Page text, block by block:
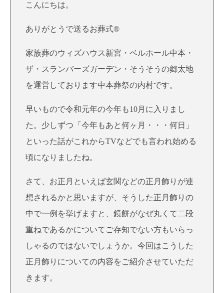
こんにちは。
ありがとうで送るお葬式®
家族葬のウィズハウス新宮・ベルホール中本・
ザ・スランバーズガーデン・そうそうの郷太地
を運営しております中本葬祭の内村です。
早いもので令和元年の今年も10月に入りまし
た。少しずつ「今年もあと何ヶ月・・・何日」
といった話がこれからTVなどでも言われ始める
頃になりましたね。
さて、お正月といえば玄関などの正月飾りが連
想されるかと思いますが、そうした正月飾りの
中で一例を挙げますと、鏡餅がなぜ丸くて二段
重ねであるかについてご存知でない方もいらっ
しゃるのではないでしょうか。今回はこうした
正月飾りについての内容をご紹介させていただ
きます。